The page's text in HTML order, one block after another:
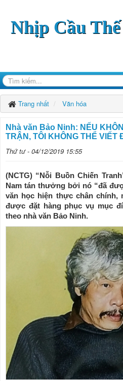
Nhịp Cầu
Trang nhất Văn hóa
Nhà văn Bảo Ninh: NẾU
TRẬN, TÔI KHÔNG THỂ VIẾT
Thứ tư - 04/12/2019 15:55
(NCTG) “Nỗi Buồn Chiến
Nam tán thưởng bởi nó “đã
văn học hiện thực chân chính,
được đặt hàng phục vụ mục
theo nhà văn Bảo Ninh.